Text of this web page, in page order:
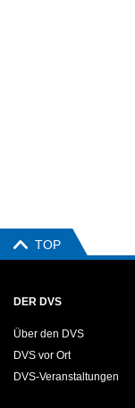
TOP
DER DVS
Über den DVS
DVS vor Ort
DVS-Veranstaltungen